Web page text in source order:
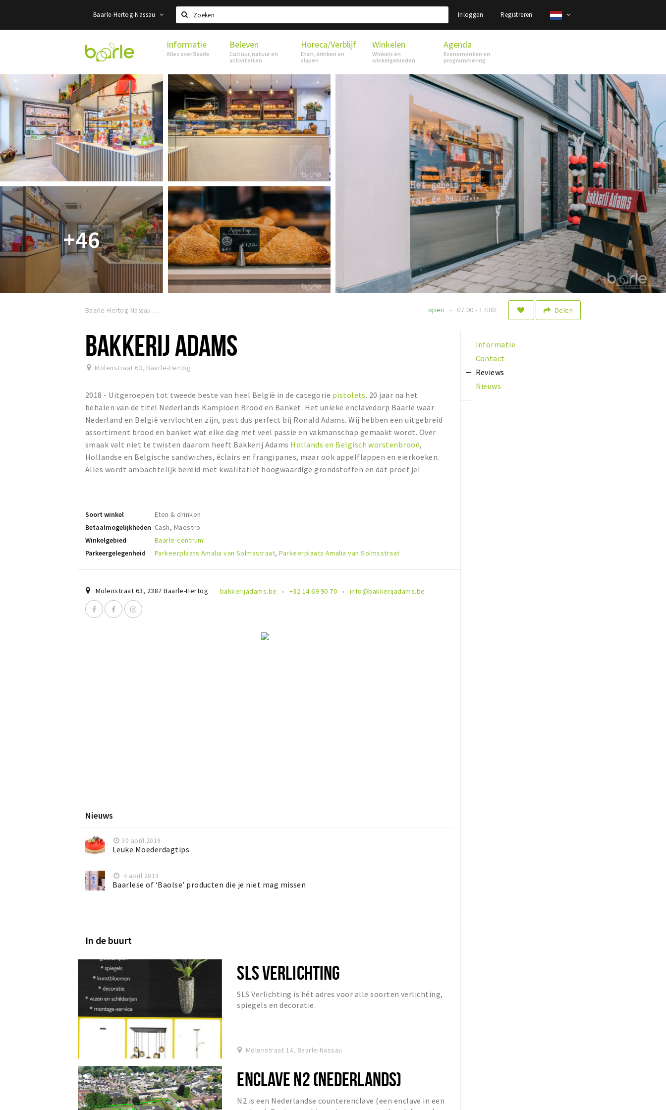
Baarle-Hertog-Nassau
Zoeken
Inloggen Registreren
Visit
Baarle
Informatie
Alles over Baarle
Beleven
Cultuur, natuur en
activiteiten
Horeca/Verblijf
Eten, drinken en
slapen
Winkelen
Winkels en
winkelgebieden
Agenda
Evenementen en
programmering
+46
Baarle-Hertog-Nassau Delen
open 07:00 - 17:00
BAKKERIJ ADAMS
Molenstraat 63, Baarle-Hertog
2018 - Uitgeroepen tot tweede beste van heel België in de categorie pistolets. 20 jaar na het
behalen van de titel Nederlands Kampioen Brood en Banket. Het unieke enclavedorp Baarle waar
Nederland en België vervlochten zijn, past dus perfect bij Ronald Adams. Wij hebben een uitgebreid
assortiment brood en banket wat elke dag met veel passie en vakmanschap gemaakt wordt. Over
smaak valt niet te twisten daarom heeft Bakkerij Adams Hollands en Belgisch worstenbrood,
Hollandse en Belgische sandwiches, éclairs en frangipanes, maar ook appelflappen en eierkoeken.
Alles wordt ambachtelijk bereid met kwalitatief hoogwaardige grondstoffen en dat proef je!
Soort winkel
Eten & drinken
Betaalmogelijkheden Cash, Maestro
Winkelgebied
Baarle-centrum
Parkeergelegenheid
Parkeerplaats Amalia van Solmsstraat,Parkeerplaats Amalia van Solmsstraat
Molenstraat 63, 2387 Baarle-Hertog bakkerijadams.be +32 14 69 90 70 info@bakkerijadams.be
Nieuws
30 april 2019
Leuke Moederdagtips
4 april 2019
Baarlese of ‘Baolse’ producten die je niet mag missen
In de buurt
SLS VERLICHTING
SLS Verlichting is hét adres voor alle soorten verlichting,
spiegels en decoratie.
Molenstraat 14, Baarle-Nassau
ENCLAVE N2 (NEDERLANDS)
N2 is een Nederlandse counterenclave (een enclave in een
Informatie
Contact
Reviews
Nieuws